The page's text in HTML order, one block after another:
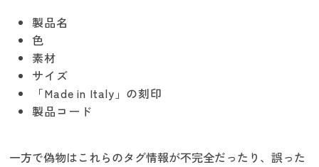
製品名
色
素材
サイズ
「Made in Italy」の刻印
製品コード
一方で偽物はこれらのタグ情報が不完全だったり、誤った